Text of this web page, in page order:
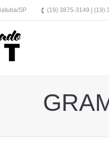
SP (19) 3875-3149 | (19)